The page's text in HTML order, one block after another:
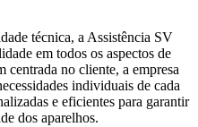
técnica, a Assistência SV
em todos os aspectos de
centrada no cliente, a empresa
individuais de cada
e eficientes para garantir
dos aparelhos.